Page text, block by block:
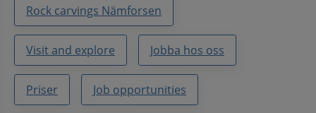
Rock carvings Nämforsen
Visit and explore Jobba hos oss
Priser Job opportunities